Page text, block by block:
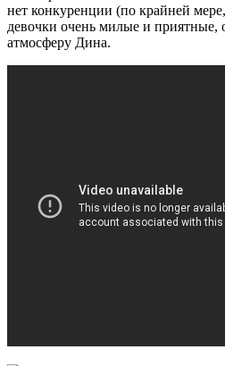
нет конкуренции (по крайней
девочки очень милые и
атмосферу Дина.